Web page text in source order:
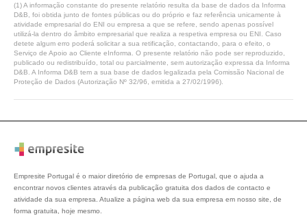
(1) A informação constante do presente relatório resulta da base de dados da Informa
D&B, foi obtida junto de fontes públicas ou do próprio e faz referência unicamente à
atividade empresarial do ENI ou empresa a que se refere, sendo apenas possível
utilizá-la dentro do âmbito empresarial que realiza a respetiva empresa ou ENI. Caso
detete algum erro poderá solicitar a sua retificação, contactando, para o efeito, o
Serviço de Apoio ao Cliente eInforma. O presente relatório não pode ser reproduzido,
publicado ou redistribuído, total ou parcialmente, sem autorização expressa da Informa
D&B. A Informa D&B tem a sua base de dados legalizada pela Comissão Nacional de
Proteção de Dados (Autorização Nº 32/96, emitida a 27/02/1996).
Empresite Portugal é o maior diretório de empresas de Portugal, que o ajuda a
encontrar novos clientes através da publicação gratuita dos dados de contacto e
atividade da sua empresa. Atualize a página web da sua empresa em nosso site, de
forma gratuita, hoje mesmo.